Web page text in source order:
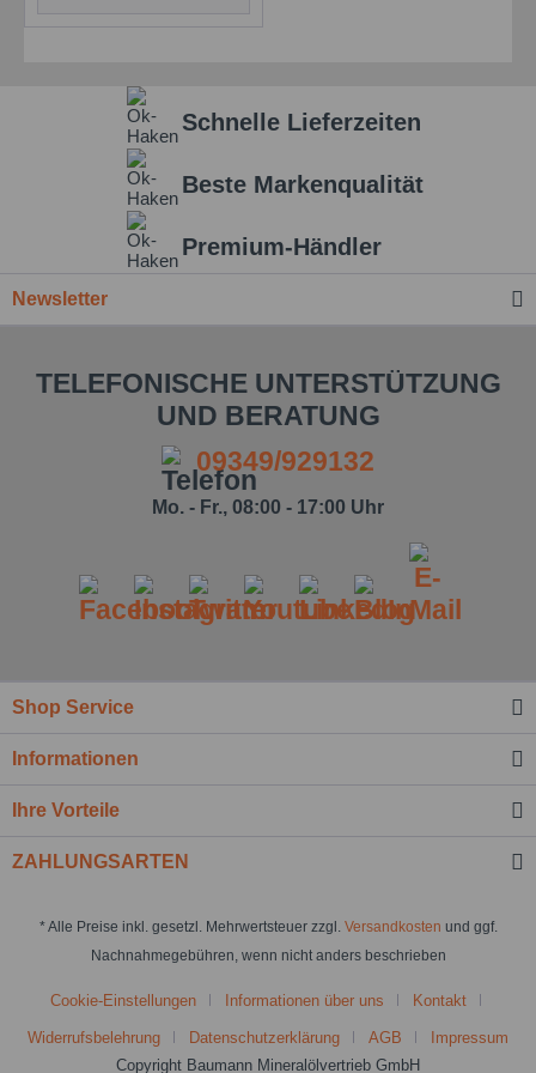
Schnelle Lieferzeiten
Beste Markenqualität
Premium-Händler
Newsletter
TELEFONISCHE UNTERSTÜTZUNG
UND BERATUNG
09349/929132
Mo. - Fr., 08:00 - 17:00 Uhr
Shop Service
Informationen
Ihre Vorteile
ZAHLUNGSARTEN
* Alle Preise inkl. gesetzl. Mehrwertsteuer zzgl. Versandkosten und ggf.
Nachnahmegebühren, wenn nicht anders beschrieben
Cookie-Einstellungen Informationen über uns Kontakt
Widerrufsbelehrung Datenschutzerklärung AGB
Impressum
Copyright Baumann Mineralölvertrieb GmbH